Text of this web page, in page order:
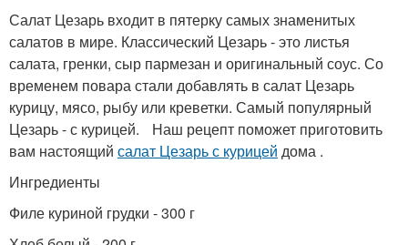
Салат Цезарь входит в пятерку самых знаменитых
салатов в мире. Классический Цезарь - это листья
салата, гренки, сыр пармезан и оригинальный соус. Со
временем повара стали добавлять в салат Цезарь
курицу, мясо, рыбу или креветки. Самый популярный
Цезарь - с курицей. Наш рецепт поможет приготовить
вам настоящий салат Цезарь с курицей дома .
Ингредиенты
Филе куриной грудки - 300 г